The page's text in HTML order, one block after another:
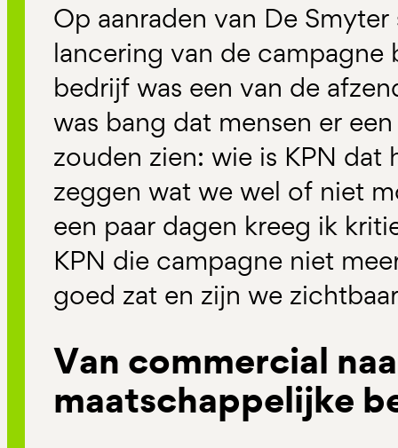
Op aanraden van De
lancering van de campagne
bedrijf was een van de
was bang dat mensen er
zouden zien: wie is KPN
zeggen wat we wel of niet
een paar dagen kreeg ik
KPN die campagne niet
goed zat en zijn we
Van commercial
maatschappelijke